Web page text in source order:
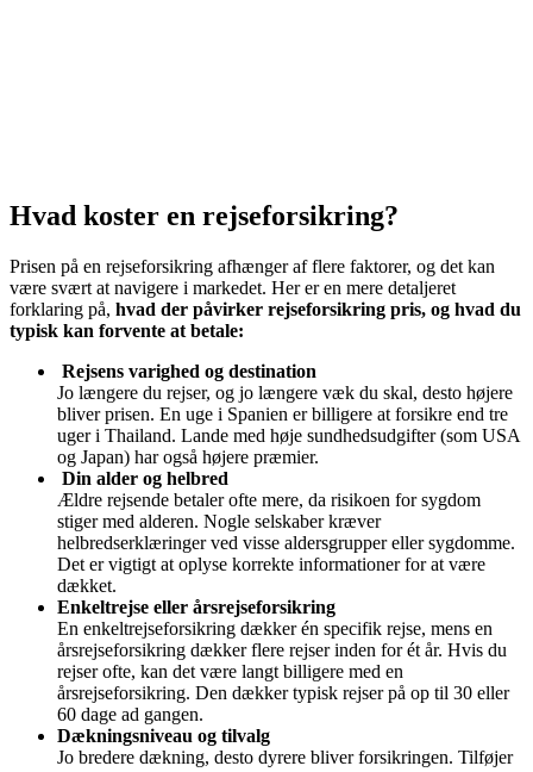
Hvad koster en rejseforsikring?
Prisen på en rejseforsikring afhænger af flere faktorer, og det kan
være svært at navigere i markedet. Her er en mere detaljeret
forklaring på, hvad der påvirker rejseforsikring pris, og hvad du
typisk kan forvente at betale:
Rejsens varighed og destination
Jo længere du rejser, og jo længere væk du skal, desto højere
bliver prisen. En uge i Spanien er billigere at forsikre end tre
uger i Thailand. Lande med høje sundhedsudgifter (som USA
og Japan) har også højere præmier.
Din alder og helbred
Ældre rejsende betaler ofte mere, da risikoen for sygdom
stiger med alderen. Nogle selskaber kræver
helbredserklæringer ved visse aldersgrupper eller sygdomme.
Det er vigtigt at oplyse korrekte informationer for at være
dækket.
Enkeltrejse eller årsrejseforsikring
En enkeltrejseforsikring dækker én specifik rejse, mens en
årsrejseforsikring dækker flere rejser inden for ét år. Hvis du
rejser ofte, kan det være langt billigere med en
årsrejseforsikring. Den dækker typisk rejser på op til 30 eller
60 dage ad gangen.
Dækningsniveau og tilvalg
Jo bredere dækning, desto dyrere bliver forsikringen. Tilføjer